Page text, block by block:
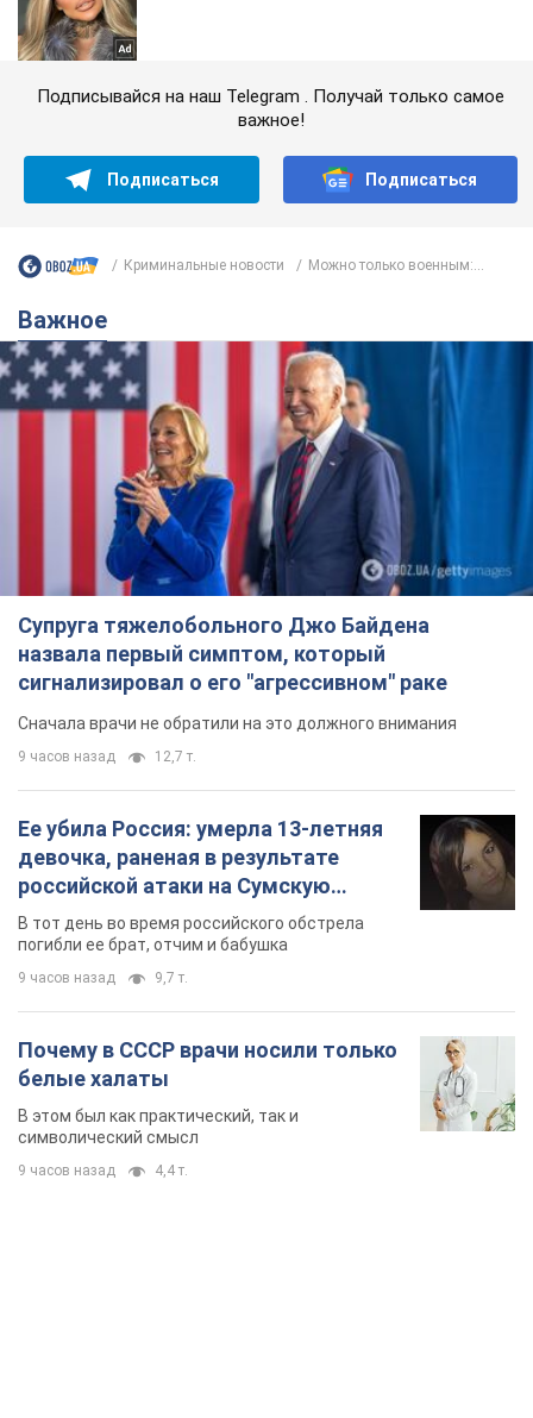
Подписывайся на наш Telegram . Получай только самое
важное!
Подписаться Подписаться
Криминальные новости Можно только военным:...
Важное
Супруга тяжелобольного Джо Байдена
назвала первый симптом, который
сигнализировал о его "агрессивном" раке
Сначала врачи не обратили на это должного внимания
9 часов назад 12,7 т.
Ее убила Россия: умерла 13-летняя
девочка, раненая в результате
российской атаки на Сумскую
область. Фото
В тот день во время российского обстрела
погибли ее брат, отчим и бабушка
9 часов назад 9,7 т.
Почему в СССР врачи носили только
белые халаты
В этом был как практический, так и
символический смысл
9 часов назад 4,4 т.